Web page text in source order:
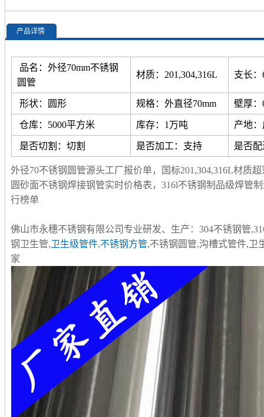
产品详情
品名：外径70mm不锈钢
圆管
材质：201,304,316L 支长
形状：圆形 规格：外直径70mm 壁厚：
仓库：5000平方米 库存：1万吨 产地
是否切割：切割 是否加工：支持 是否
外径70不锈钢圆管源头工厂报价单，国标201,304,316L材质
圆砂面不锈钢焊接钢管实时价格表，316l不锈钢制品级焊管
行榜单
佛山市永穗不锈钢有限公司专业研发、生产：304不锈钢管
钢卫生管,卫生级管件,不锈钢方管,不锈钢圆管,沟槽式管件,卫
家